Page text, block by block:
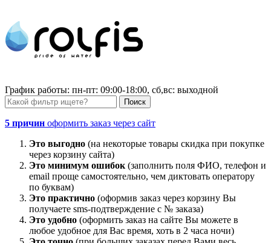
График работы: пн-пт: 09:00-18:00, сб,вс: выходной
5 причин оформить заказ через сайт
Это выгодно (на некоторые товары скидка при покупке
через корзину сайта)
Это минимум ошибок (заполнить поля ФИО, телефон и
email проще самостоятельно, чем диктовать оператору
по буквам)
Это практично (оформив заказ через корзину Вы
получаете sms-подтверждение с № заказа)
Это удобно (оформить заказ на сайте Вы можете в
любое удобное для Вас время, хоть в 2 часа ночи)